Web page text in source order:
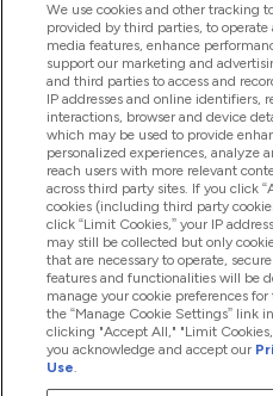
and regulated by the Gibraltar
as an electronic money
affect your credit score
Paga con
We use cookies and other tracking
provided by third parties, to operate
media features, enhance
support our marketing and
and third parties to access and
IP addresses and online identifiers,
interactions, browser and device
which may be used to provide
personalized experiences, analyze
reach users with more relevant
across third party sites. If you click
cookies (including third party
click “Limit Cookies,” your IP
may still be collected but only
that are necessary to operate,
features and functionalities will be
manage your cookie preferences
the “Manage Cookie Settings” link
clicking "Accept All," "Limit
you acknowledge and accept our
Use.